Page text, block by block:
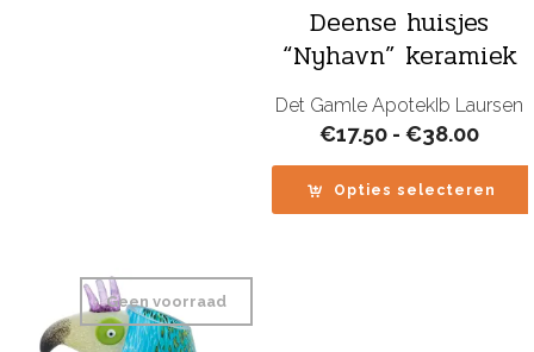
Deense huisjes
“Nyhavn” keramiek
Det Gamle ApotekIb Laursen
€17.50 - €38.00
tot
Opties selecteren
Geen voorraad